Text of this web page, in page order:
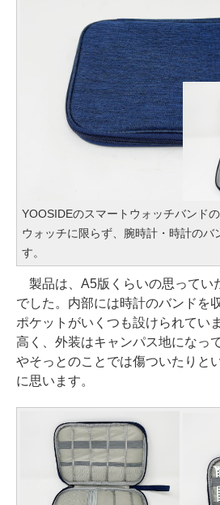
YOOSIDEのスマートウォッチバンド
ウォッチに限らず、腕時計・時計のバ
す。
製品は、A5版くらいの思ってい
でした。内部には時計のバンドを
ポケットがいくつも設けられてい
高く、外装はキャンパス地になっ
やそっとのことでは傷ついたりと
に思います。